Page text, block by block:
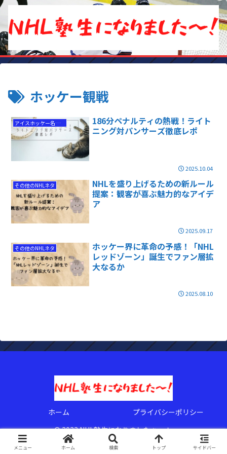
ホッケー観戦
アイスホッケー名勝負
186分ペナルティの熱戦！ライト
ニング対パンサーズ徹底レポ
2025.10.04
その他のNHLネタ
NHLを盛り上げるための新ルール
提案：観客が喜ぶ魅力的なアイデ
ア
2025.09.17
その他のNHLネタ
ホッケー界に革命の予感！「NHL
レッドゾーン」誕生でファン層拡
大なるか
2025.08.10
ホーム
プライバシーポリシー
© 2022 NHL塾生になりましたぁ〜！.
メニュー ホーム 検索 トップ サイドバー